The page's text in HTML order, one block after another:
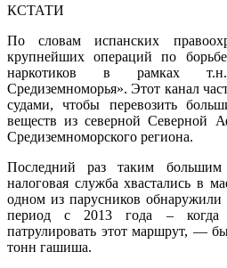
КСТАТИ
По словам испанских
крупнейших операций по
наркотиков в рамках
Средиземноморья». Этот канал
судами, чтобы перевозить
веществ из северной Северной
Средиземноморского региона.
Последний раз таким
налоговая служба хвастались в
одном из парусников
период с 2013 года – когда
патрулировать этот маршрут, —
тонн гашиша.